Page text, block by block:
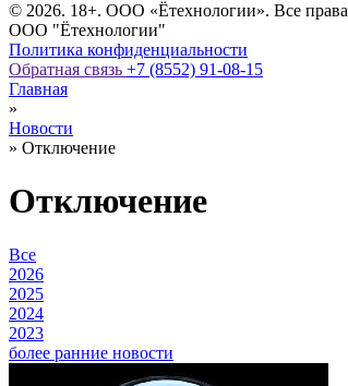
© 2026. 18+. ООО «Ётехнологии». Все
ООО "Ётехнологии"
Политика конфиденциальности
Обратная связь +7 (8552) 91-08-15
Главная
»
Новости
» Отключение
Отключение
Все
2026
2025
2024
2023
более ранние новости